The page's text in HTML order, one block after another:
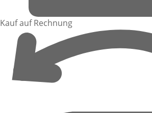
Kauf auf Rechnung